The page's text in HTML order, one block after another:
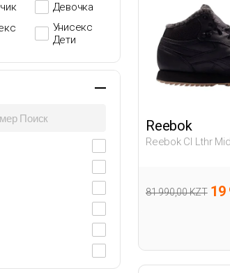
Девочка
Унисекс
Дети
Reebok
Reebok Cl Lthr
81 990,00 KZT 19